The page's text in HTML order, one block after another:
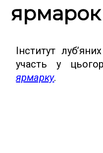
Інститут
участь у
ярмарку.